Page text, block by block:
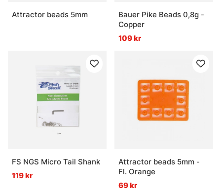
Attractor beads 5mm
Bauer Pike Beads 0,8g -
Copper
109 kr
FS NGS Micro Tail Shank
119 kr
Attractor beads 5mm -
Fl. Orange
69 kr